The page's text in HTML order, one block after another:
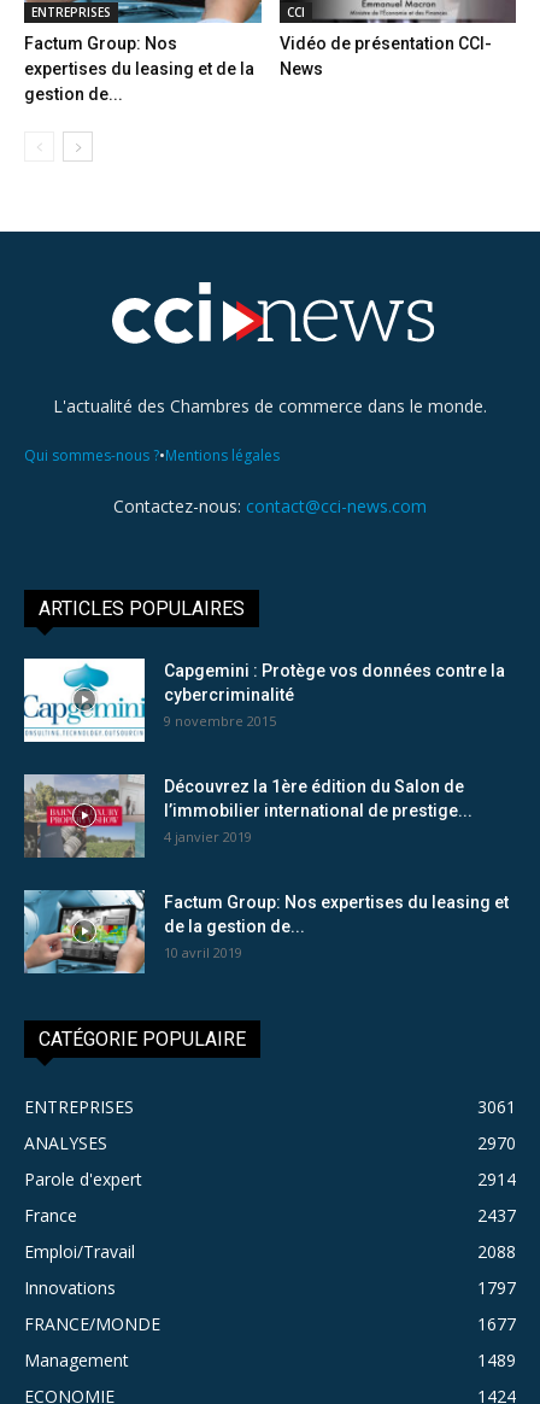
ENTREPRISES
Factum Group: Nos
expertises du leasing et de la
gestion de...
CCI
Vidéo de présentation CCI-
News
L'actualité des Chambres de commerce dans le monde.
Qui sommes-nous ?•Mentions légales
Contactez-nous: contact@cci-news.com
ARTICLES POPULAIRES
Capgemini : Protège vos données contre la
cybercriminalité
9 novembre 2015
Découvrez la 1ère édition du Salon de
l’immobilier international de prestige...
4 janvier 2019
Factum Group: Nos expertises du leasing et
de la gestion de...
10 avril 2019
CATÉGORIE POPULAIRE
ENTREPRISES
3061
ANALYSES
2970
Parole d'expert
2914
France
2437
Emploi/Travail
2088
Innovations
1797
FRANCE/MONDE
1677
Management
1489
ECONOMIE
1424